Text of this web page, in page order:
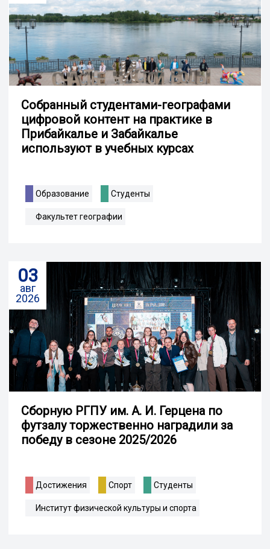
Собранный студентами-географами
цифровой контент на практике в
Прибайкалье и Забайкалье
используют в учебных курсах
Образование Студенты
Факультет географии
03
авг
2026
Сборную РГПУ им. А. И. Герцена по
футзалу торжественно наградили за
победу в сезоне 2025/2026
Достижения Спорт Студенты
Институт физической культуры и спорта